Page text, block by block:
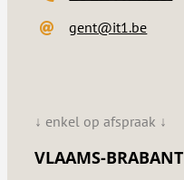
gent@it1.be
↓ enkel op afspraak ↓
VLAAMS-BRABANT